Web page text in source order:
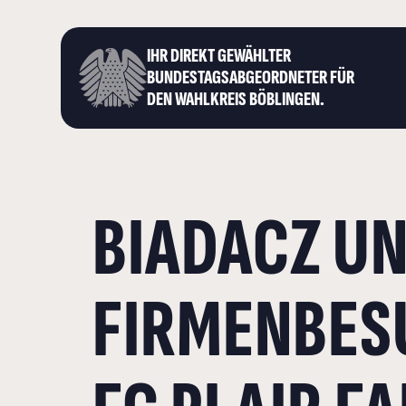
IHR DIREKT GEWÄHLTER
BUNDESTAGS­ABGEORDNETER FÜR
DEN WAHLKREIS BÖBLINGEN.
BIADACZ